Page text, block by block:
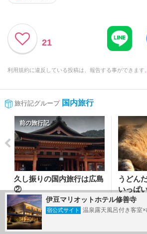
21
利用規約に違反している投稿は、報告する事ができます。
旅行記グループ 国内旅行
前の旅行記
久し振りの国内旅行は広島
②
2019/10/20～
宮島・厳島神社
うどん
いっぱ
徳島 (1)
2021/10/
伊豆マリオットホテル修善寺
宿公式サイト 温泉露天風呂付き客室